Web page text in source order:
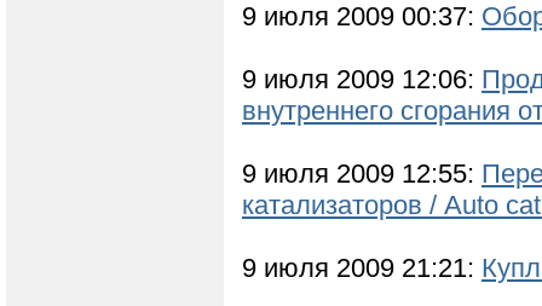
9 июля 2009 00:37:
9 июля 2009 12:06:
внутреннего cгорания
9 июля 2009 12:55:
катализаторов / Auto
9 июля 2009 21:21: